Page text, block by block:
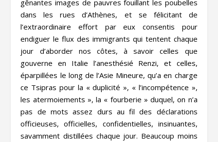
gênantes images de pauvres fouillant les poubelles
dans les rues d’Athènes, et se félicitant de
l’extraordinaire effort par eux consentis pour
endiguer le flux des immigrants qui tentent chaque
jour d’aborder nos côtes, à savoir celles que
gouverne en Italie l’anesthésié Renzi, et celles,
éparpillées le long de l’Asie Mineure, qu’a en charge
ce Tsipras pour la « duplicité », « l’incompétence »,
les atermoiements », la « fourberie » duquel, on n’a
pas de mots assez durs au fil des déclarations
officieuses, officielles, confidentielles, insinuantes,
savamment distillées chaque jour. Beaucoup moins